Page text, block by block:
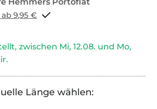
Portoflat schon ab 9,95 €
zwischen Mi, 12.08. und Mo,
Länge wählen: